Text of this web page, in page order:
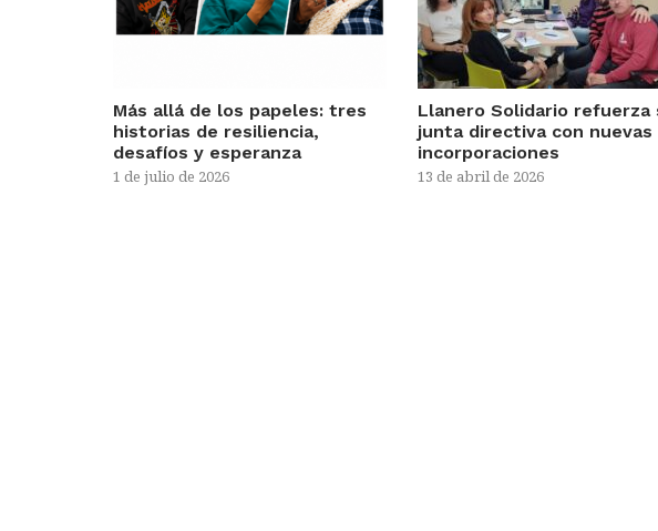
Más allá de los papeles: tres
historias de resiliencia,
desafíos y esperanza
1 de julio de 2026
Llanero Solidario refuerza
junta directiva con nuevas
incorporaciones
13 de abril de 2026